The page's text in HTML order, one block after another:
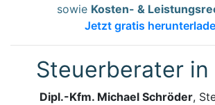
sowie Kosten- &
Jetzt gratis
Steuerberater in
Dipl.-Kfm. Michael Schröder,